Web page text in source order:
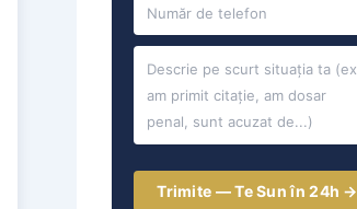
Trimite — Te Sun în 24h →